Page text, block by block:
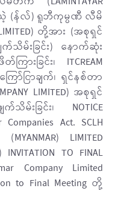
ေ့ဒီးယဲ့ (န်လ်) ရူဘီကုမ္ပဏီ လီမိ
LIMITED) တို့အား (အစုရှင်
က်သိမ်းခြင်း) နောက်ဆုံး
ခြင်း၊ ITCREAM
ြော်ငြာချက်၊ ရှင်နစ်တာ
LIMITED) အစုရှင်
သိမ်းခြင်း၊ NOTICE
Act. SCLH
LIMITED
TO FINAL
Company Limited
to Final Meeting တို့